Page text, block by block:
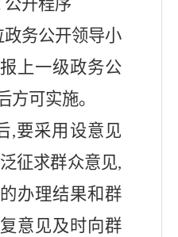
公开程序
政务公开领导小
上一级政务公
方可实施。
,要采用设意见
征求群众意见,
办理结果和群
意见及时向群